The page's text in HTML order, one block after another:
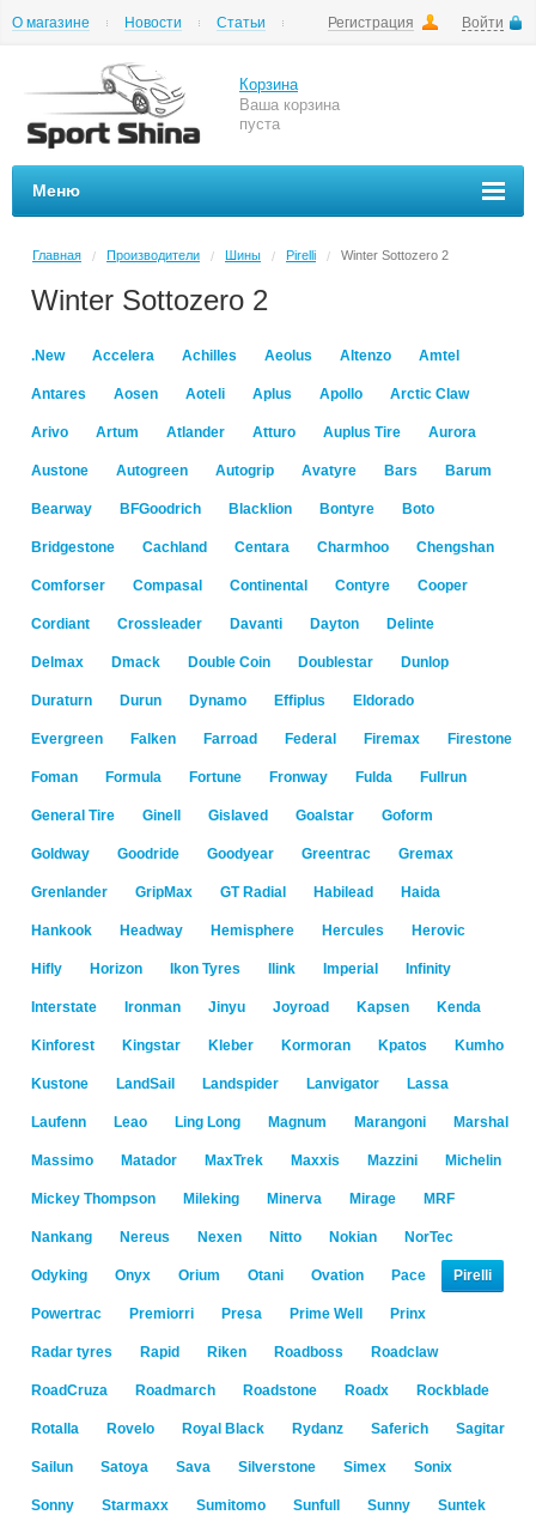
Регистрация Войти
О магазине Новости
Статьи
Корзина
Ваша корзина
пуста
Меню
Главная / Производители / Шины / Pirelli / Winter Sottozero 2
Winter Sottozero 2
.New Accelera Achilles Aeolus Altenzo Amtel
Antares Aosen Aoteli Aplus Apollo Arctic Claw
Arivo Artum Atlander Atturo Auplus Tire Aurora
Austone Autogreen Autogrip Avatyre Bars Barum
Bearway BFGoodrich Blacklion Bontyre Boto
Bridgestone Cachland Centara Charmhoo Chengshan
Comforser Compasal Continental Contyre Cooper
Cordiant Crossleader Davanti Dayton Delinte
Delmax Dmack Double Coin Doublestar Dunlop
Duraturn Durun Dynamo Effiplus Eldorado
Evergreen Falken Farroad Federal Firemax Firestone
Foman Formula Fortune Fronway Fulda Fullrun
General Tire Ginell Gislaved Goalstar Goform
Goldway Goodride Goodyear Greentrac Gremax
Grenlander GripMax GT Radial Habilead Haida
Hankook Headway Hemisphere Hercules Herovic
Hifly Horizon Ikon Tyres Ilink Imperial Infinity
Interstate Ironman Jinyu Joyroad Kapsen Kenda
Kinforest Kingstar Kleber Kormoran Kpatos Kumho
Kustone LandSail Landspider Lanvigator Lassa
Laufenn Leao Ling Long Magnum Marangoni Marshal
Massimo Matador MaxTrek Maxxis Mazzini Michelin
Mickey Thompson Mileking Minerva Mirage MRF
Nankang Nereus Nexen Nitto Nokian NorTec
Odyking Onyx Orium Otani Ovation Pace Pirelli
Powertrac Premiorri Presa Prime Well Prinx
Radar tyres Rapid Riken Roadboss Roadclaw
RoadCruza Roadmarch Roadstone Roadx Rockblade
Rotalla Rovelo Royal Black Rydanz Saferich Sagitar
Sailun Satoya Sava Silverstone Simex Sonix
Sonny Starmaxx Sumitomo Sunfull Sunny Suntek